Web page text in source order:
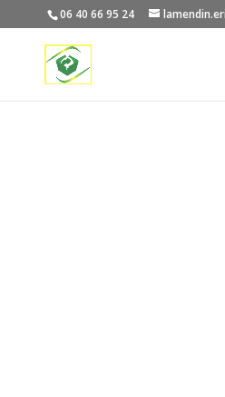
06 40 66 95 24